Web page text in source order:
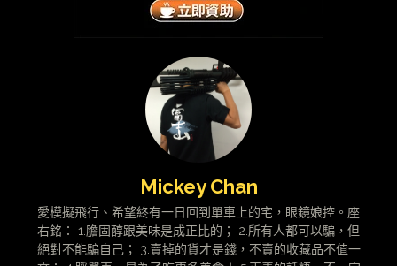
Mickey Chan
愛模擬飛行、希望終有一日回到單車上的宅，眼鏡娘控。座
右銘： 1.膽固醇跟美味是成正比的； 2.所有人都可以騙，但
絕對不能騙自己； 3.賣掉的貨才是錢，不賣的收藏品不值一